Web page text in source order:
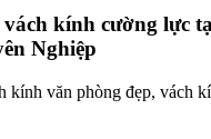
kính cường lực
Nghiệp
kính văn phòng đẹp, vách